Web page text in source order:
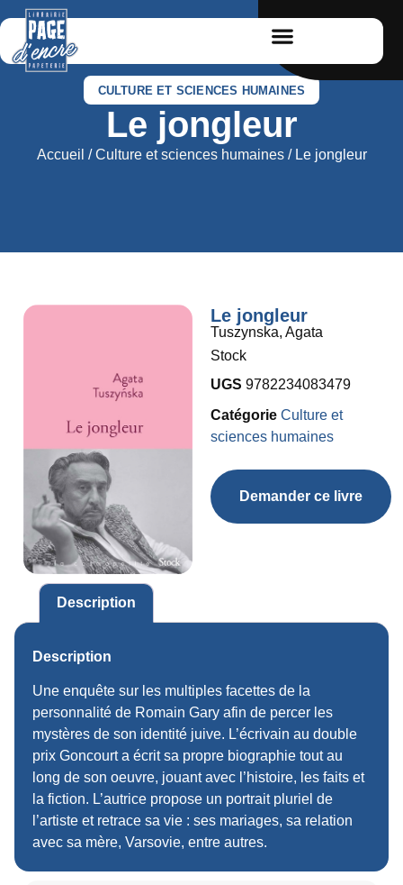
CULTURE ET SCIENCES HUMAINES
Le jongleur
Accueil /Culture et sciences humaines/ Le jongleur
Le jongleur
Tuszynska, Agata
Stock
UGS 9782234083479
Catégorie Culture et
sciences humaines
Demander ce livre
Description
Description
Une enquête sur les multiples facettes de la
personnalité de Romain Gary afin de percer les
mystères de son identité juive. L’écrivain au double
prix Goncourt a écrit sa propre biographie tout au
long de son oeuvre, jouant avec l’histoire, les faits et
la fiction. L’autrice propose un portrait pluriel de
l’artiste et retrace sa vie : ses mariages, sa relation
avec sa mère, Varsovie, entre autres.